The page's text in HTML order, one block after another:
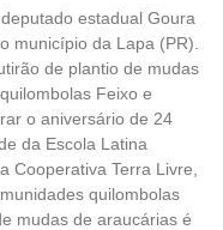
estadual Goura
município da Lapa (PR).
de plantio de mudas
Feixo e
o aniversário de 24
da Escola Latina
Cooperativa Terra Livre,
quilombolas
mudas de araucárias é